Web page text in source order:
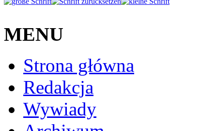
MENU
Strona główna
Redakcja
Wywiady